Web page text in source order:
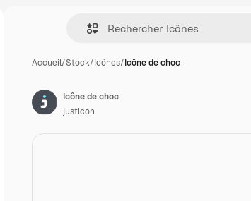
Accueil/Stock/Icônes/Icône de choc
Icône de choc
justicon